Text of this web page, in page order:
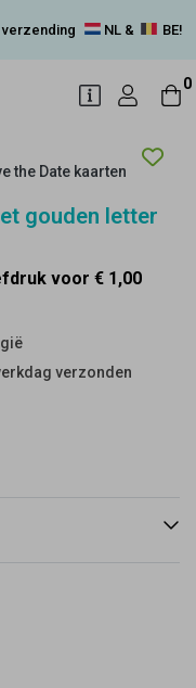
verzending NL & BE!
0
the Date kaarten
gouden letter
voor € 1,00
verzonden